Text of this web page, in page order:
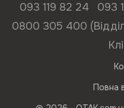
093 119 82 24 093
0800 305 400
Повна